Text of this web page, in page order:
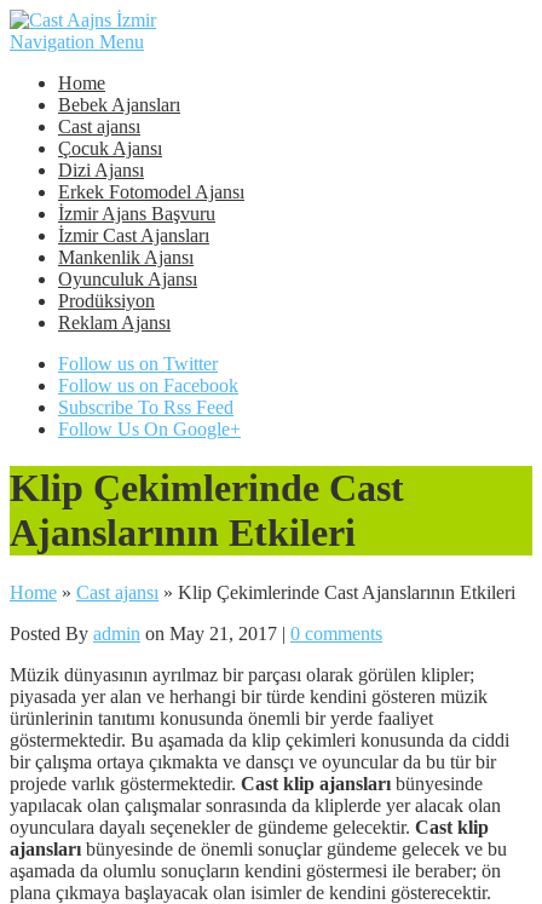
Navigation Menu
Home
Bebek Ajansları
Cast ajansı
Çocuk Ajansı
Dizi Ajansı
Erkek Fotomodel Ajansı
İzmir Ajans Başvuru
İzmir Cast Ajansları
Mankenlik Ajansı
Oyunculuk Ajansı
Prodüksiyon
Reklam Ajansı
Follow us on Twitter
Follow us on Facebook
Subscribe To Rss Feed
Follow Us On Google+
Klip Çekimlerinde Cast
Ajanslarının Etkileri
Home » Cast ajansı » Klip Çekimlerinde Cast Ajanslarının Etkileri
Posted By admin on May 21, 2017 | 0 comments
Müzik dünyasının ayrılmaz bir parçası olarak görülen klipler;
piyasada yer alan ve herhangi bir türde kendini gösteren müzik
ürünlerinin tanıtımı konusunda önemli bir yerde faaliyet
göstermektedir. Bu aşamada da klip çekimleri konusunda da ciddi
bir çalışma ortaya çıkmakta ve dansçı ve oyuncular da bu tür bir
projede varlık göstermektedir. Cast klip ajansları bünyesinde
yapılacak olan çalışmalar sonrasında da kliplerde yer alacak olan
oyunculara dayalı seçenekler de gündeme gelecektir. Cast klip
ajansları bünyesinde de önemli sonuçlar gündeme gelecek ve bu
aşamada da olumlu sonuçların kendini göstermesi ile beraber; ön
plana çıkmaya başlayacak olan isimler de kendini gösterecektir.